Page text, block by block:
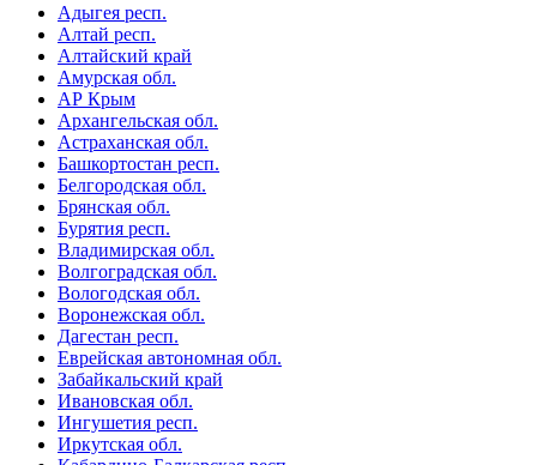
Адыгея респ.
Алтай респ.
Алтайский край
Амурская обл.
АР Крым
Архангельская обл.
Астраханская обл.
Башкортостан респ.
Белгородская обл.
Брянская обл.
Бурятия респ.
Владимирская обл.
Волгоградская обл.
Вологодская обл.
Воронежская обл.
Дагестан респ.
Еврейская автономная обл.
Забайкальский край
Ивановская обл.
Ингушетия респ.
Иркутская обл.